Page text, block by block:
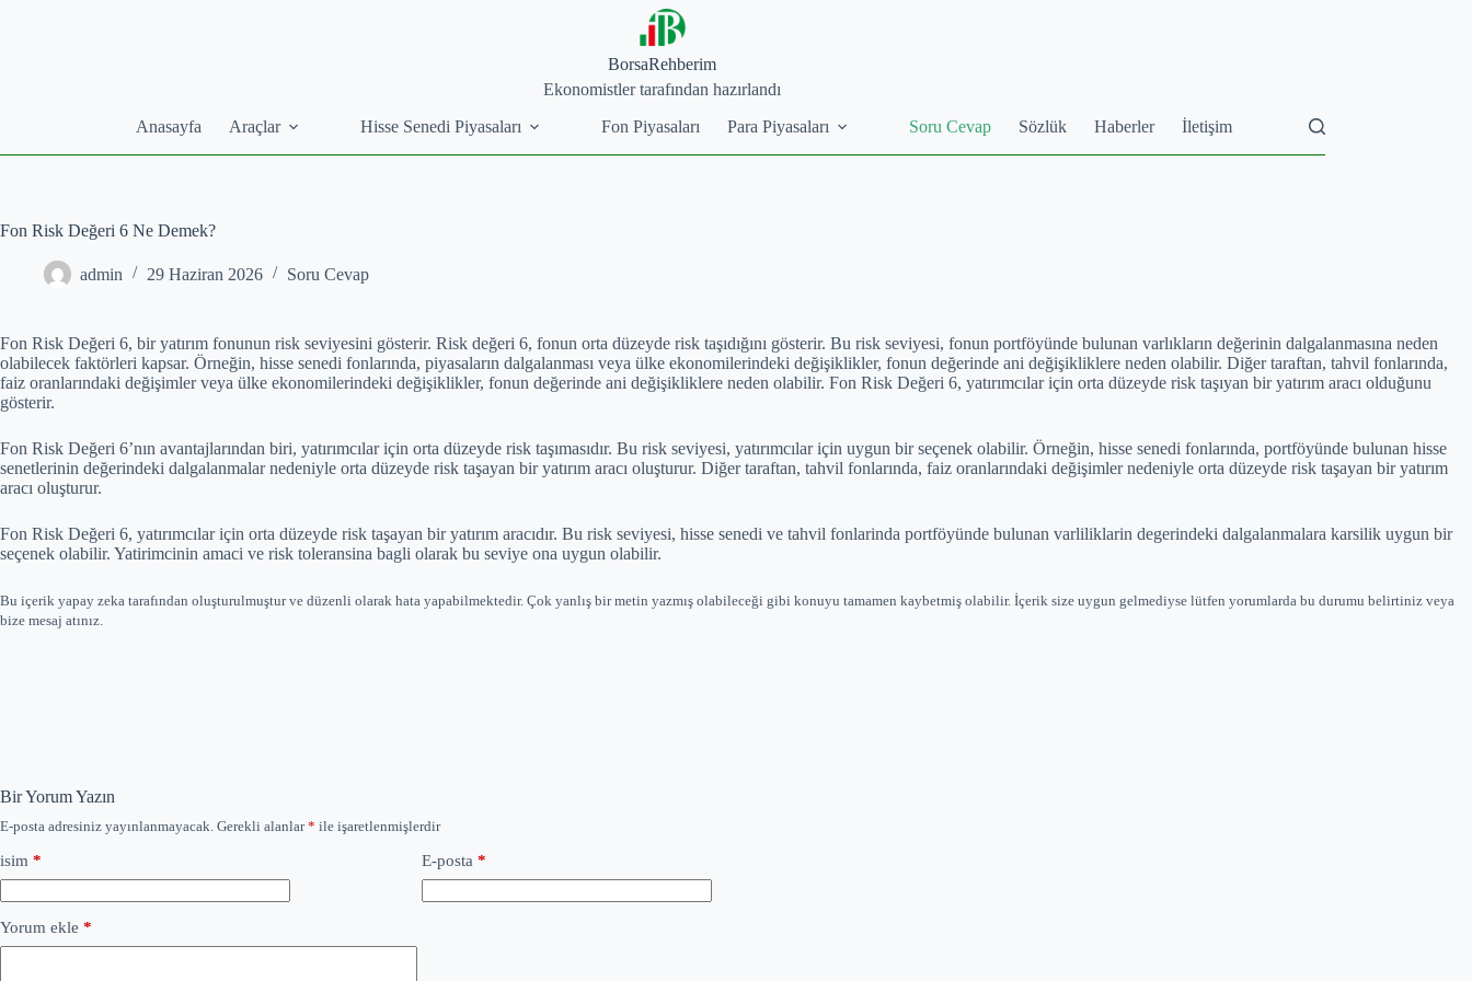
BorsaRehberim
Ekonomistler tarafından hazırlandı
Anasayfa
Araçlar Hisse Senedi Piyasaları Fon Piyasaları Para Piyasaları Soru Cevap Sözlük Haberler İletişim
Fon Risk Değeri 6 Ne Demek?
admin 29 Haziran 2026 Soru Cevap
Fon Risk Değeri 6, bir yatırım fonunun risk seviyesini gösterir. Risk değeri 6, fonun orta düzeyde risk taşıdığını gösterir. Bu risk seviyesi, fonun portföyünde bulunan varlıkların değerinin dalgalanmasına neden
olabilecek faktörleri kapsar. Örneğin, hisse senedi fonlarında, piyasaların dalgalanması veya ülke ekonomilerindeki değişiklikler, fonun değerinde ani değişikliklere neden olabilir. Diğer taraftan, tahvil fonlarında,
faiz oranlarındaki değişimler veya ülke ekonomilerindeki değişiklikler, fonun değerinde ani değişikliklere neden olabilir. Fon Risk Değeri 6, yatırımcılar için orta düzeyde risk taşıyan bir yatırım aracı olduğunu
gösterir.
Fon Risk Değeri 6’nın avantajlarından biri, yatırımcılar için orta düzeyde risk taşımasıdır. Bu risk seviyesi, yatırımcılar için uygun bir seçenek olabilir. Örneğin, hisse senedi fonlarında, portföyünde bulunan hisse
senetlerinin değerindeki dalgalanmalar nedeniyle orta düzeyde risk taşayan bir yatırım aracı oluşturur. Diğer taraftan, tahvil fonlarında, faiz oranlarındaki değişimler nedeniyle orta düzeyde risk taşayan bir yatırım
aracı oluşturur.
Fon Risk Değeri 6, yatırımcılar için orta düzeyde risk taşayan bir yatırım aracıdır. Bu risk seviyesi, hisse senedi ve tahvil fonlarinda portföyünde bulunan varliliklarin degerindeki dalgalanmalara karsilik uygun bir
seçenek olabilir. Yatirimcinin amaci ve risk toleransina bagli olarak bu seviye ona uygun olabilir.
Bu içerik yapay zeka tarafından oluşturulmuştur ve düzenli olarak hata yapabilmektedir. Çok yanlış bir metin yazmış olabileceği gibi konuyu tamamen kaybetmiş olabilir. İçerik size uygun gelmediyse lütfen yorumlarda bu durumu belirtiniz veya
bize mesaj atınız.
Bir Yorum Yazın
E-posta adresiniz yayınlanmayacak. Gerekli alanlar* ile işaretlenmişlerdir
isim * E-posta *
Yorum ekle *